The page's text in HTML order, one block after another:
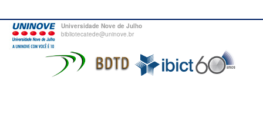
Universidade Nove de Julho
bibliotecatede@uninove.br